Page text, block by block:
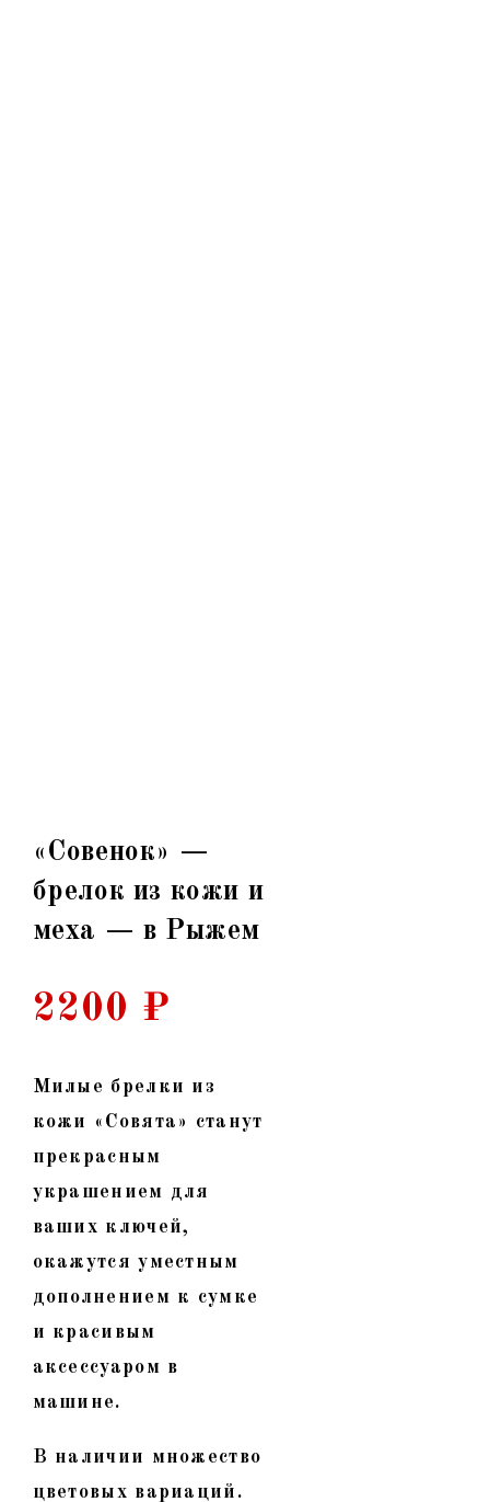
«Совенок» —
брелок из кожи и
меха — в Рыжем
2200 ₽
Милые брелки из
кожи «Совята» станут
прекрасным
украшением для
ваших ключей,
окажутся уместным
дополнением к сумке
и красивым
аксессуаром в
машине.
В наличии множество
цветовых вариаций.